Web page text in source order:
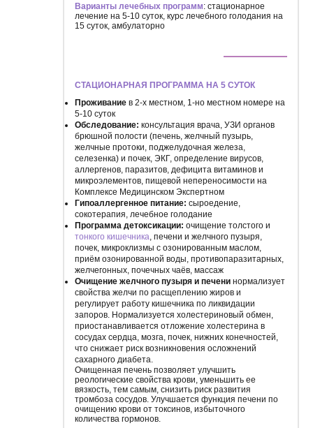
Варианты лечебных программ: стационарное
лечение на 5-10 суток, курс лечебного голодания на
15 суток, амбулаторно
СТАЦИОНАРНАЯ ПРОГРАММА НА 5 СУТОК
Проживание в 2-х местном, 1-но местном номере на
5-10 суток
Обследование: консультация врача, УЗИ органов
брюшной полости (печень, желчный пузырь,
желчные протоки, поджелудочная железа,
селезенка) и почек, ЭКГ, определение вирусов,
аллергенов, паразитов, дефицита витаминов и
микроэлементов, пищевой непереносимости на
Комплексе Медицинском Экспертном
Гипоаллергенное питание: сыроедение,
сокотерапия, лечебное голодание
Программа детоксикации: очищение толстого и
тонкого кишечника , печени и желчного пузыря,
почек, микроклизмы с озонированным маслом,
приём озонированной воды, противопаразитарных,
желчегонных, почечных чаёв, массаж
Очищение желчного пузыря и печени нормализует
свойства желчи по расщеплению жиров и
регулирует работу кишечника по ликвидации
запоров. Нормализуется холестериновый обмен,
приостанавливается отложение холестерина в
сосудах сердца, мозга, почек, нижних конечностей,
что снижает риск возникновения осложнений
сахарного диабета.
Очищенная печень позволяет улучшить
реологические свойства крови, уменьшить ее
вязкость, тем самым, снизить риск развития
тромбоза сосудов. Улучшается функция печени по
очищению крови от токсинов, избыточного
количества гормонов.